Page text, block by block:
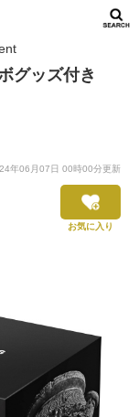
グッズ付き
年06月07日 00時00分更新
お気に入り